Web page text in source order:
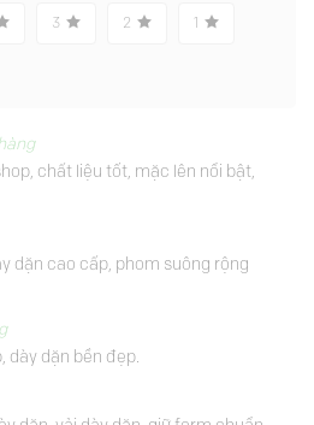
3 2
chất liệu tốt, mặc lên nổi bật,
dặn cao cấp, phom suông rộng
dày dặn bền đẹp.